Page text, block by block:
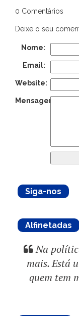
0 Comentários
Deixe o seu
Nome:
Email:
Website:
Mensagem:
Siga-nos
Alfinetadas
Na
mais. Está
quem tem